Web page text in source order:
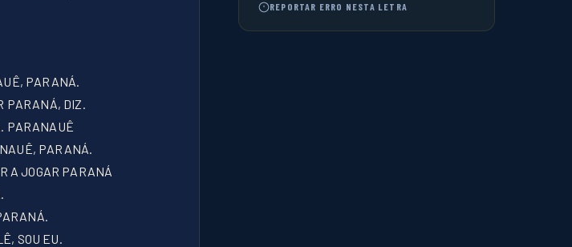
PARANÁ.
PARANÁ, DIZ.
PARANAUÊ
PARANÁ.
A JOGAR PARANÁ
SOU EU.
REPORTAR ERRO NESTA LETRA